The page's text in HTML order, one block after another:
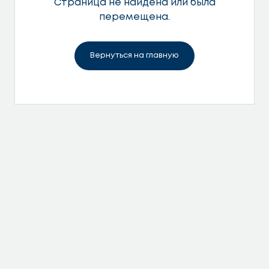
Страница не найдена или была
перемещена.
Вернуться на главную